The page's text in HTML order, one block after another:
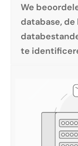
We
database,
te